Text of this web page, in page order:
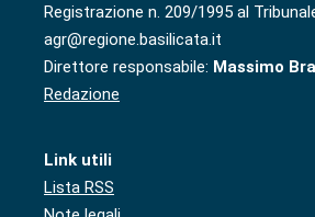
Registrazione n. 209/1995 al
agr@regione.basilicata.it
Direttore responsabile: Massimo
Redazione
Link utili
Lista RSS